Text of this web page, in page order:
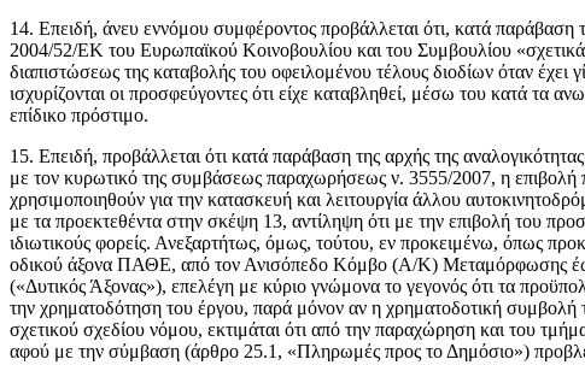
14. Επειδή, άνευ εννόμου συμφέροντος προβάλλεται ότι, κατά παράβαση
2004/52/ΕΚ του Ευρωπαϊκού Κοινοβουλίου και του Συμβουλίου
διαπιστώσεως της καταβολής του οφειλομένου τέλους διοδίων όταν
ισχυρίζονται οι προσφεύγοντες ότι είχε καταβληθεί, μέσω του κατά
επίδικο πρόστιμο.
15. Επειδή, προβάλλεται ότι κατά παράβαση της αρχής της
με τον κυρωτικό της συμβάσεως παραχωρήσεως ν. 3555/2007, η
χρησιμοποιηθούν για την κατασκευή και λειτουργία άλλου
με τα προεκτεθέντα στην σκέψη 13, αντίληψη ότι με την επιβολή του
ιδιωτικούς φορείς. Ανεξαρτήτως, όμως, τούτου, εν προκειμένω, όπως
οδικού άξονα ΠΑΘΕ, από τον Ανισόπεδο Κόμβο (Α/Κ) Μεταμόρφωσης έως
(«Δυτικός Άξονας»), επελέγη με κύριο γνώμονα το γεγονός ότι τα
την χρηματοδότηση του έργου, παρά μόνον αν η χρηματοδοτική
σχετικού σχεδίου νόμου, εκτιμάται ότι από την παραχώρηση και του
αφού με την σύμβαση (άρθρο 25.1, «Πληρωμές προς το Δημόσιο»)